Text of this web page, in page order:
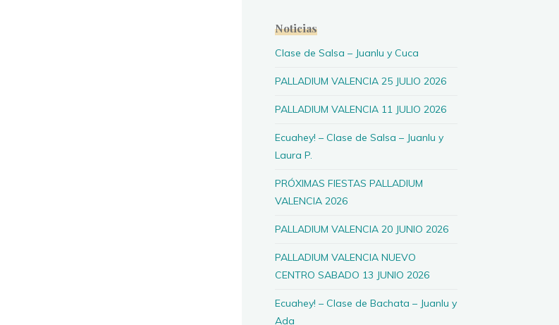
Noticias
Clase de Salsa – Juanlu y Cuca
PALLADIUM VALENCIA 25 JULIO 2026
PALLADIUM VALENCIA 11 JULIO 2026
Ecuahey! – Clase de Salsa – Juanlu y
Laura P.
PRÓXIMAS FIESTAS PALLADIUM
VALENCIA 2026
PALLADIUM VALENCIA 20 JUNIO 2026
PALLADIUM VALENCIA NUEVO
CENTRO SABADO 13 JUNIO 2026
Ecuahey! – Clase de Bachata – Juanlu y
Ada